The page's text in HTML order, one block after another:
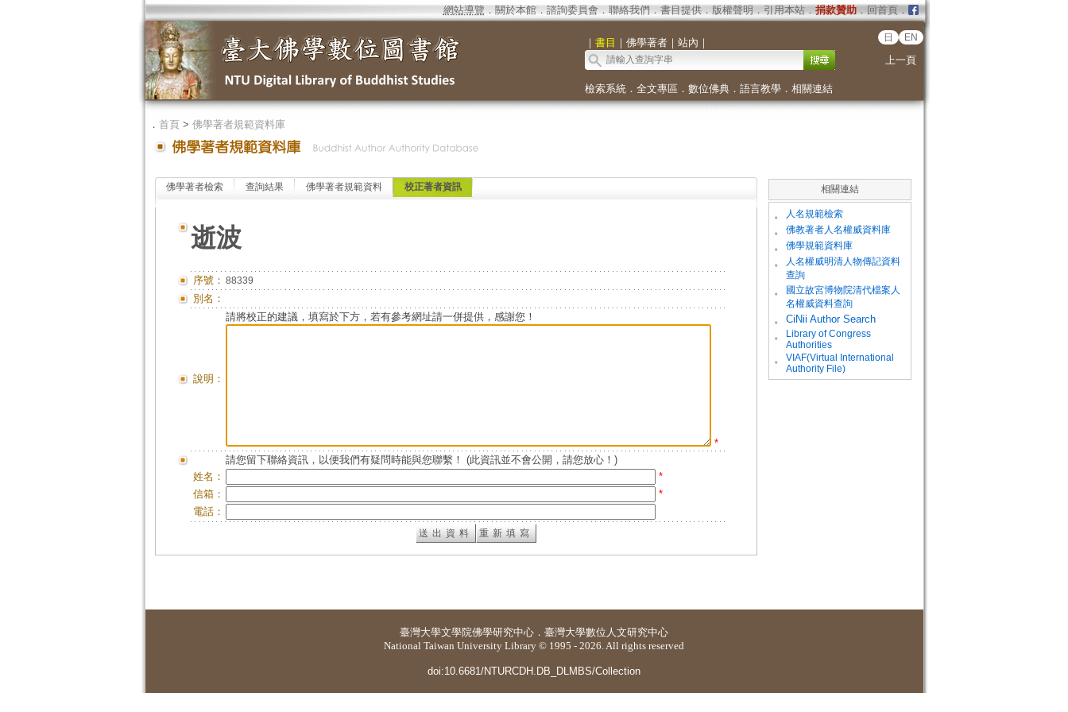
網站導覽 ． 關於本館． 諮詢委員會． 聯絡我們 ． 書目提供． 版權聲明 ． 引用本站． 捐款贊助．回首頁．
｜ 書目 ｜ 佛學著者｜ 站內 ｜ 日 EN
上一頁
檢索系統． 全文專區 ． 數位佛典． 語言教學． 相關連結
． 首頁> 佛學著者規範資料庫
佛學著者檢索 查詢結果 佛學著者規範資料 校正著者資訊
逝波
序號： 88339
別名：
說明：
請將校正的建議，填寫於下方，若有參考網址請一併提供，感謝您！
*
請您留下聯絡資訊，以便我們有疑問時能與您聯繫！ (此資訊並不會公開，請您放心！)
姓名：
*
信箱：
*
電話：
相關連結
。 人名規範檢索
。 佛教著者人名權威資料庫
。 佛學規範資料庫
。
人名權威明清人物傳記資料
查詢
。
國立故宮博物院清代檔案人
名權威資料查詢
。
CiNii Author Search
。
Library of Congress
Authorities
。
VIAF(Virtual International
Authority File)
臺灣大學文學院佛學研究中心 ． 臺灣大學數位人文研究中心
National Taiwan University Library © 1995 - 2026. All rights reserved
doi:10.6681/NTURCDH.DB_DLMBS/Collection